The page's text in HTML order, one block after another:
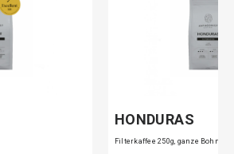
HONDURAS
Filterkaffee 250g, ganze Bohne